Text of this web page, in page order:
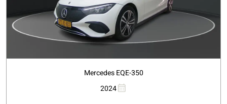
Mercedes EQE-350
2024